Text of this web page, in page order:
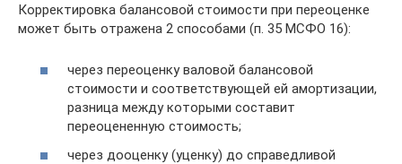
Корректировка балансовой стоимости при переоценке
может быть отражена 2 способами (п. 35 МСФО 16):
через переоценку валовой балансовой
стоимости и соответствующей ей амортизации,
разница между которыми составит
переоцененную стоимость;
через дооценку (уценку) до справедливой